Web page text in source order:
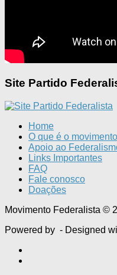
Site Partido
Home
O que é o movimento
Apoio ao
Links Importantes
FAQ
Fale conosco
Doações
Movimento Federalista ©
Powered by - Designed